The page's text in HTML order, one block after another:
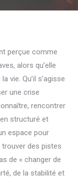
perçue comme
alors qu’elle
vie. Qu’il s’agisse
une crise
rencontrer
structuré et
espace pour
des pistes
de « changer de
de la stabilité et